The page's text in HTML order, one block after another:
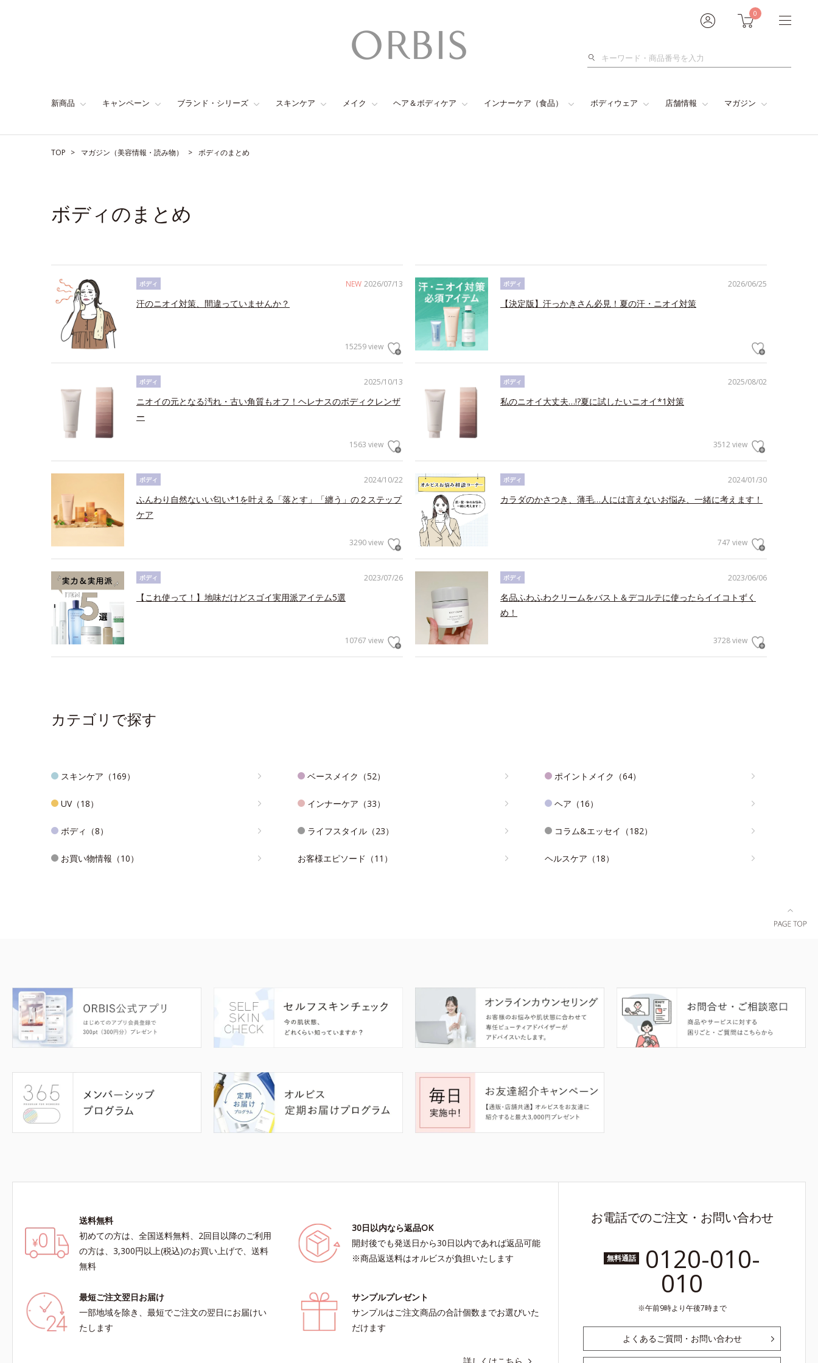
0
検
新商品 キャンペーン ブランド・シリーズ スキンケア メイク ヘア＆ボディケア インナーケア（食品） ボディウェア 店舗情報 マガジン
TOP マガジン（美容情報・読み物） ボディのまとめ
ボディのまとめ
NEW 2026/07/13
ボディ
汗のニオイ対策、間違っていませんか？
15259 view
2026/06/25
ボディ
【決定版】汗っかきさん必見！夏の汗・ニオイ対策
2025/10/13
ボディ
ニオイの元となる汚れ・古い角質もオフ！ヘレナスのボディクレンザ
ー
1563 view
2025/08/02
ボディ
私のニオイ大丈夫…!?夏に試したいニオイ*1対策
3512 view
2024/10/22
ボディ
ふんわり自然ないい匂い*1を叶える「落とす」「纏う」の２ステップ
ケア
3290 view
2024/01/30
ボディ
カラダのかさつき、薄毛…人には言えないお悩み、一緒に考えます！
747 view
2023/07/26
ボディ
【これ使って！】地味だけどスゴイ実用派アイテム5選
10767 view
2023/06/06
ボディ
名品ふわふわクリームをバスト＆デコルテに使ったらイイコトずく
め！
3728 view
カテゴリで探す
スキンケア（169） ベースメイク（52） ポイントメイク（64）
UV（18） インナーケア（33） ヘア（16）
ボディ（8） ライフスタイル（23） コラム&エッセイ（182）
お買い物情報（10） お客様エピソード（11） ヘルスケア（18）
送料無料
初めての方は、全国送料無料、2回目以降のご利用
の方は、3,300円以上(税込)のお買い上げで、送料
無料
30日以内なら返品OK
開封後でも発送日から30日以内であれば返品可能
※商品返送料はオルビスが負担いたします
最短ご注文翌日お届け
一部地域を除き、最短でご注文の翌日にお届けい
たします
サンプルプレゼント
サンプルはご注文商品の合計個数までお選びいた
だけます
お電話でのご注文・お問い合わせ
無料通話 0120-010-
010
午前9時より午後7時まで
よくあるご質問・お問い合わせ